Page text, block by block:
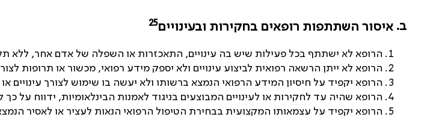
ב.איסור השתתפות רופאים בחקירות ובעינויים25
הרופא לא ישתתף בכל פעילות שיש בה עינויים, התאכזרות או השפלה של אדם אחר, ללא
הרופא לא ייתן הרשאה רפואית לביצוע עינויים ולא יספק מידע רפואי, מכשור או תרופות
הרופא יקפיד על חיסיון המידע הרפואי הנמצא ברשותו ולא יעשה בו שימוש לצורך עינויים
הרופא שהיה עד לחקירות או לעינויים המבוצעים בניגוד לאמנות הבינלאומיות, ידווח על
הרופא יקפיד על עצמאותו המקצועית בבחירת הטיפול הרפואי הנאות לעציר או לאסיר